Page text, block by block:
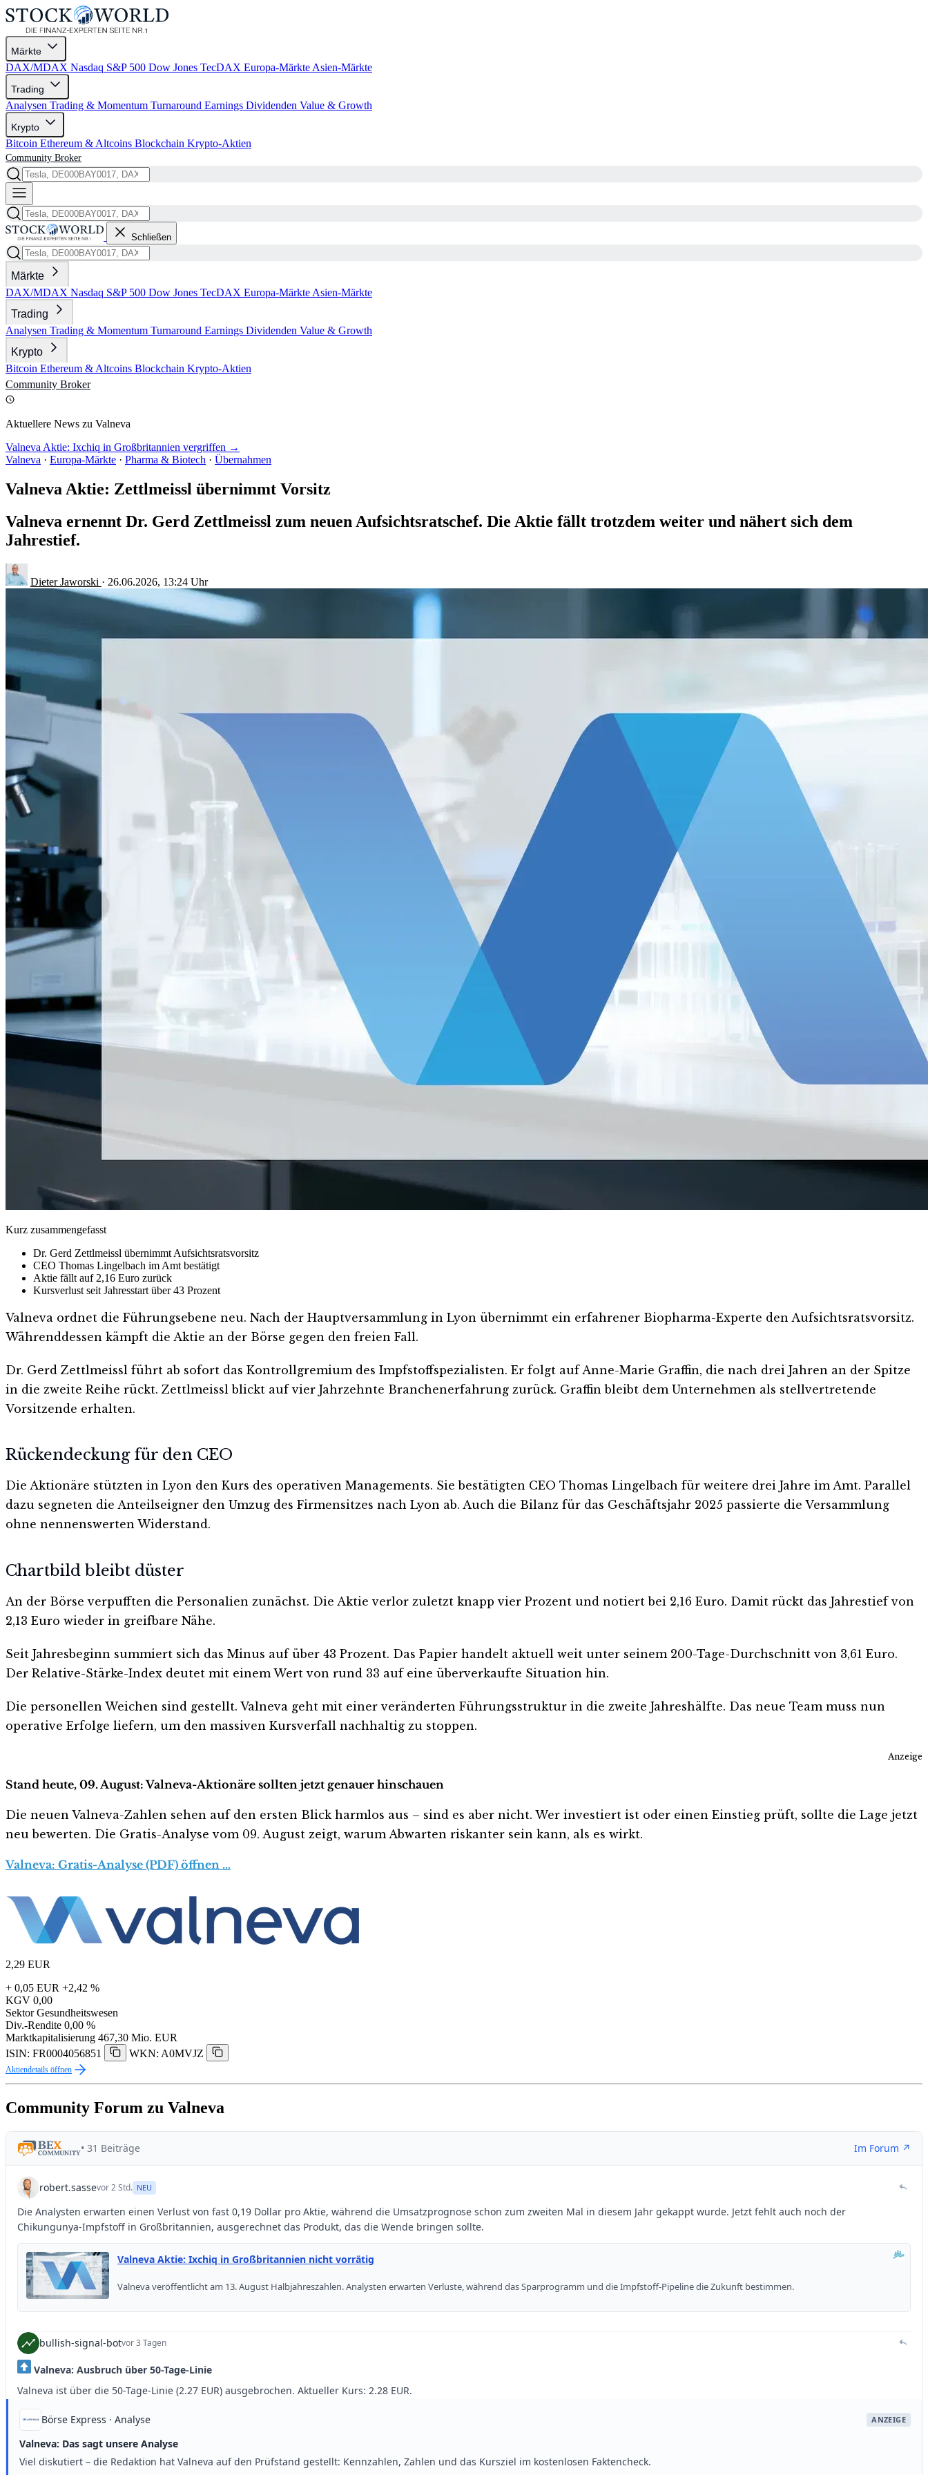
Märkte
DAX/MDAX Nasdaq S&P 500 Dow Jones TecDAX Europa-Märkte Asien-Märkte
Trading
Analysen Trading & Momentum Turnaround Earnings Dividenden Value & Growth
Krypto
Bitcoin Ethereum & Altcoins Blockchain Krypto-Aktien
Community Broker
Schließen
Märkte
DAX/MDAX Nasdaq S&P 500 Dow Jones TecDAX Europa-Märkte Asien-Märkte
Trading
Analysen Trading & Momentum Turnaround Earnings Dividenden Value & Growth
Krypto
Bitcoin Ethereum & Altcoins Blockchain Krypto-Aktien
Community Broker
Aktuellere News zu Valneva
Valneva Aktie: Ixchiq in Großbritannien vergriffen →
Valneva · Europa-Märkte · Pharma & Biotech · Übernahmen
Valneva Aktie: Zettlmeissl übernimmt Vorsitz
Valneva ernennt Dr. Gerd Zettlmeissl zum neuen Aufsichtsratschef. Die Aktie fällt trotzdem weiter und nähert sich dem
Jahrestief.
Dieter Jaworski · 26.06.2026, 13:24 Uhr
Kurz zusammengefasst
Dr. Gerd Zettlmeissl übernimmt Aufsichtsratsvorsitz
CEO Thomas Lingelbach im Amt bestätigt
Aktie fällt auf 2,16 Euro zurück
Kursverlust seit Jahresstart über 43 Prozent
Valneva ordnet die Führungsebene neu. Nach der Hauptversammlung in Lyon übernimmt ein erfahrener Biopharma-Experte den Aufsichtsratsvorsitz.
Währenddessen kämpft die Aktie an der Börse gegen den freien Fall.
Dr. Gerd Zettlmeissl führt ab sofort das Kontrollgremium des Impfstoffspezialisten. Er folgt auf Anne-Marie Graffin, die nach drei Jahren an der Spitze
in die zweite Reihe rückt. Zettlmeissl blickt auf vier Jahrzehnte Branchenerfahrung zurück. Graffin bleibt dem Unternehmen als stellvertretende
Vorsitzende erhalten.
Rückendeckung für den CEO
Die Aktionäre stützten in Lyon den Kurs des operativen Managements. Sie bestätigten CEO Thomas Lingelbach für weitere drei Jahre im Amt. Parallel
dazu segneten die Anteilseigner den Umzug des Firmensitzes nach Lyon ab. Auch die Bilanz für das Geschäftsjahr 2025 passierte die Versammlung
ohne nennenswerten Widerstand.
Chartbild bleibt düster
An der Börse verpufften die Personalien zunächst. Die Aktie verlor zuletzt knapp vier Prozent und notiert bei 2,16 Euro. Damit rückt das Jahrestief von
2,13 Euro wieder in greifbare Nähe.
Seit Jahresbeginn summiert sich das Minus auf über 43 Prozent. Das Papier handelt aktuell weit unter seinem 200-Tage-Durchschnitt von 3,61 Euro.
Der Relative-Stärke-Index deutet mit einem Wert von rund 33 auf eine überverkaufte Situation hin.
Die personellen Weichen sind gestellt. Valneva geht mit einer veränderten Führungsstruktur in die zweite Jahreshälfte. Das neue Team muss nun
operative Erfolge liefern, um den massiven Kursverfall nachhaltig zu stoppen.
Anzeige
Stand heute, 09. August: Valneva-Aktionäre sollten jetzt genauer hinschauen
Die neuen Valneva-Zahlen sehen auf den ersten Blick harmlos aus – sind es aber nicht. Wer investiert ist oder einen Einstieg prüft, sollte die Lage jetzt
neu bewerten. Die Gratis-Analyse vom 09. August zeigt, warum Abwarten riskanter sein kann, als es wirkt.
Valneva: Gratis-Analyse (PDF) öffnen …
2,29 EUR
+ 0,05 EUR +2,42 %
KGV 0,00
Sektor Gesundheitswesen
Div.-Rendite 0,00 %
Marktkapitalisierung 467,30 Mio. EUR
ISIN: FR0004056851
WKN: A0MVJZ
Aktiendetails öffnen
Community Forum zu Valneva